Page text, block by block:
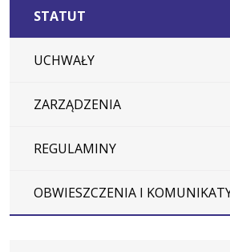
STATUT
UCHWAŁY
ZARZĄDZENIA
REGULAMINY
OBWIESZCZENIA I